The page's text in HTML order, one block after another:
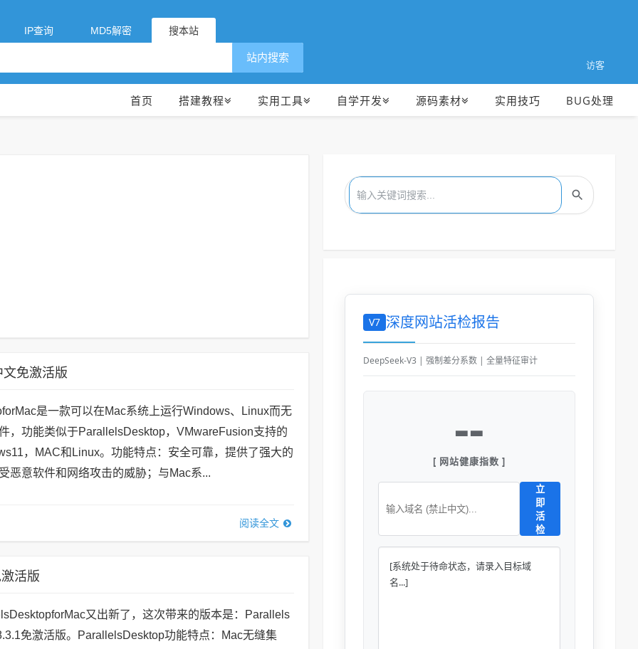
IP查询 MD5解密 搜本站
访客
站内搜索
首页 搭建教程 实用工具 自学开发 源码素材 实用技巧 BUG处理
免激活版
是一款可以在Mac系统上运行Windows、Linux而无
，功能类似于ParallelsDesktop，VMwareFusion支持的
，MAC和Linux。功能特点：安全可靠，提供了强大的
恶意软件和网络攻击的威胁；与Mac系...
阅读全文
活版
又出新了，这次带来的版本是：Parallels
免激活版。ParallelsDesktop功能特点：Mac无缝集
V7 深度网站活检报告
DeepSeek-V3 | 强制差分系数 | 全量特征审计
--
[ 网站健康指数 ]
立
即
活
检
[系统处于待命状态，请录入目标域
名...]